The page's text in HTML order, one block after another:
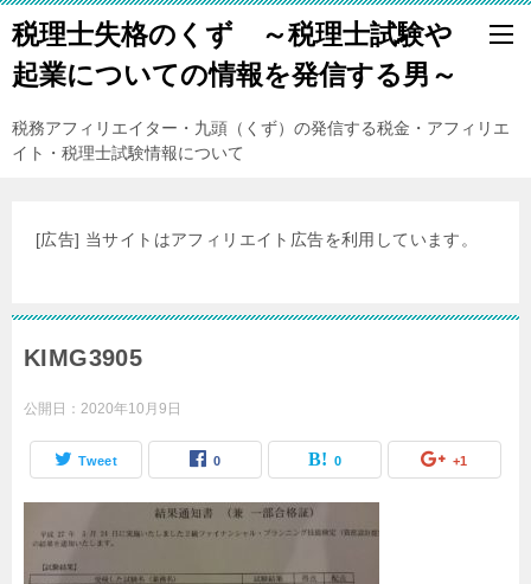
税理士失格のくず ～税理士試験や
起業についての情報を発信する男～
税務アフィリエイター・九頭（くず）の発信する税金・アフィリエ
イト・税理士試験情報について
[広告] 当サイトはアフィリエイト広告を利用しています。
KIMG3905
公開日： 2020年10月9日
Tweet 0 0 +1